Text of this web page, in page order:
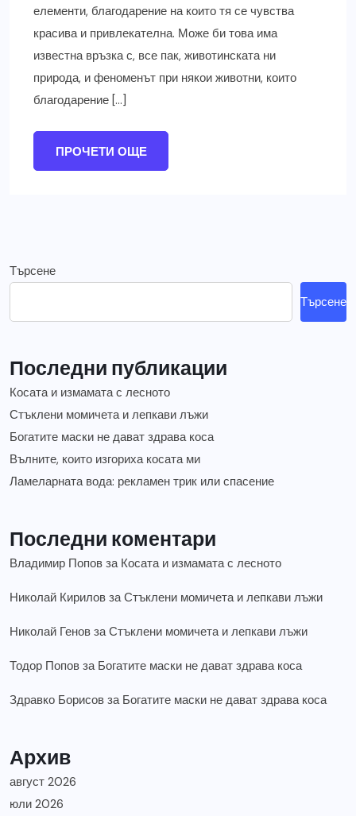
елементи, благодарение на които тя се чувства
красива и привлекателна. Може би това има
известна връзка с, все пак, животинската ни
природа, и феноменът при някои животни, които
благодарение […]
ПРОЧЕТИ ОЩЕ
Търсене
Търсене
Последни публикации
Косата и измамата с лесното
Стъклени момичета и лепкави лъжи
Богатите маски не дават здрава коса
Вълните, които изгориха косата ми
Ламеларната вода: рекламен трик или спасение
Последни коментари
Владимир Попов за Косата и измамата с лесното
Николай Кирилов заСтъклени момичета и лепкави лъжи
Николай Генов заСтъклени момичета и лепкави лъжи
Тодор Попов за Богатите маски не дават здрава коса
Здравко Борисов за Богатите маски не дават здрава коса
Архив
август 2026
юли 2026